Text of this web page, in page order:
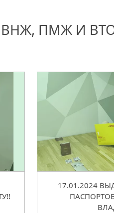
ПМЖ И
17.01.2024